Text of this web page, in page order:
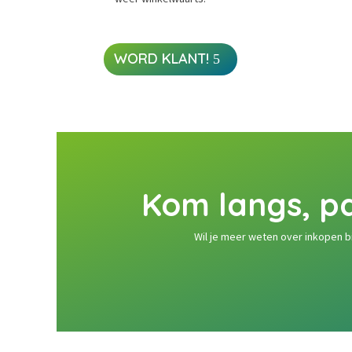
WORD KLANT!
Kom langs,
Wil je meer weten over inkopen